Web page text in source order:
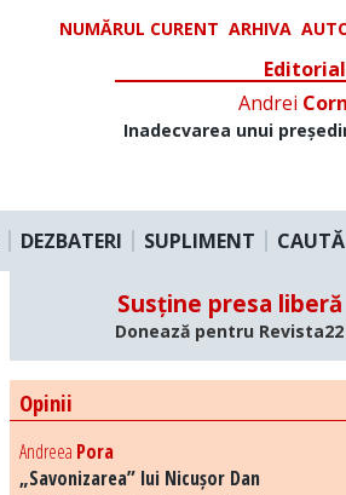
NUMĂRUL CURENT ARHIVA
Andrei
Inadecvarea unui
DEZBATERI SUPLIMENT CAUTĂ
Susține presa liberă
Donează pentru Revista22
Opinii
Andreea Pora
„Savonizarea” lui Nicușor Dan